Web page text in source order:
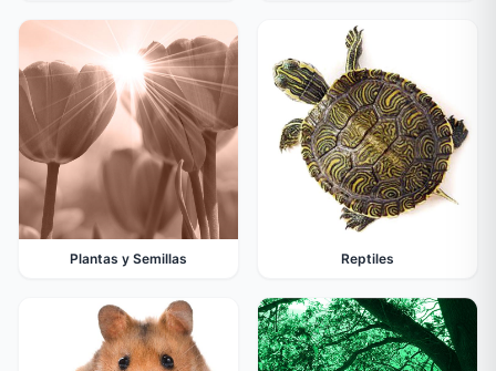
Plantas y Semillas Reptiles